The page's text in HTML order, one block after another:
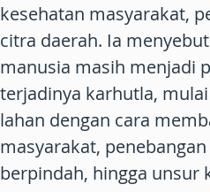
kesehatan masyarakat,
citra daerah. Ia
manusia masih menjadi
terjadinya karhutla,
lahan dengan cara
masyarakat,
berpindah, hingga unsur